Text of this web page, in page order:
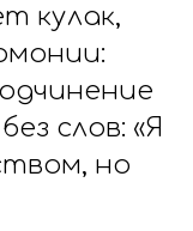
кулак,
слов: «Я
но